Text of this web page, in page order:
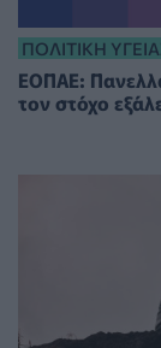
ΠΟΛΙΤΙΚΉ
ΕΟΠΑΕ:
τον στόχο